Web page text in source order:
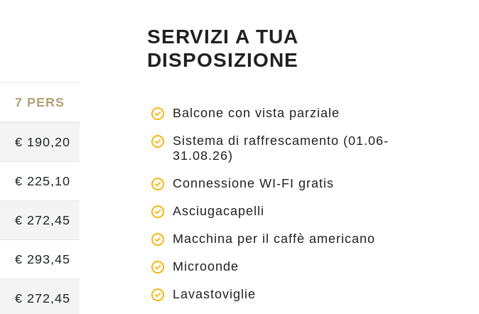
7 PERS
€ 190,20
€ 225,10
€ 272,45
€ 293,45
€ 272,45
SERVIZI A TUA
DISPOSIZIONE
Balcone con vista parziale
Sistema di raffrescamento (01.06-
31.08.26)
Connessione WI-FI gratis
Asciugacapelli
Macchina per il caffè americano
Microonde
Lavastoviglie